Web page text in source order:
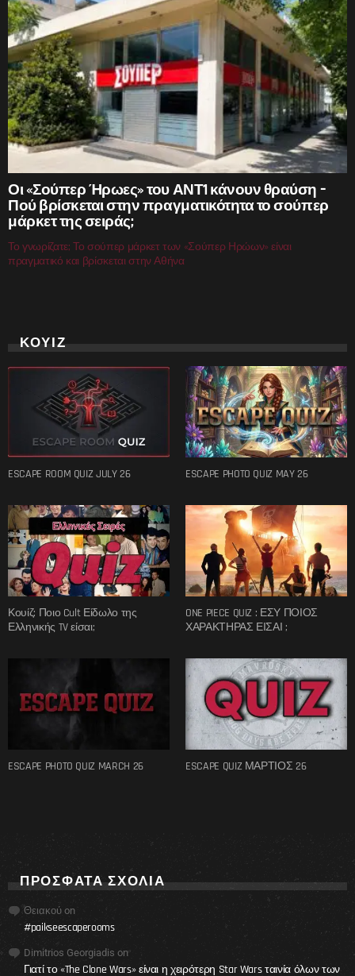
Οι «Σούπερ Ήρωες» του ΑΝΤ1 κάνουν θραύση –
Πού βρίσκεται στην πραγματικότητα το σούπερ
μάρκετ της σειράς;
Το γνωρίζατε; Το σούπερ μάρκετ των «Σούπερ Ηρώων» είναι
πραγματικό και βρίσκεται στην Αθήνα
ΚΟΥΙΖ
ESCAPE ROOM QUIZ JULY 26 ESCAPE PHOTO QUIZ MAY 26
Κουίζ: Ποιο Cult Είδωλο της
Ελληνικής TV είσαι;
ONE PIECE QUIZ : ΕΣΥ ΠΟΙΟΣ
ΧΑΡΑΚΤΗΡΑΣ ΕΙΣΑΙ ;
ESCAPE PHOTO QUIZ MARCH 26 ESCAPE QUIZ ΜΑΡΤΙΟΣ 26
ΠΡΌΣΦΑΤΑ ΣΧΌΛΙΑ
Θειακού on
#paikseescaperooms
Dimitrios Georgiadis on
Γιατί το «The Clone Wars» είναι η χειρότερη Star Wars ταινία όλων των